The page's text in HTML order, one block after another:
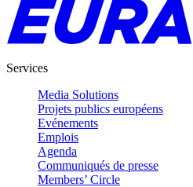
Services
Media Solutions
Projets publics européens
Evénements
Emplois
Agenda
Communiqués de presse
Members’ Circle